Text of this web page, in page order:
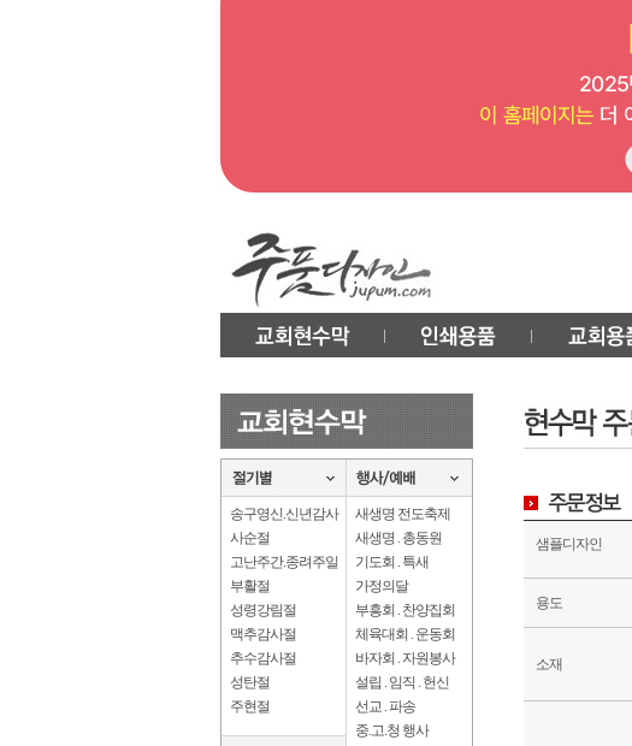
송구영신.신년감사
사순절
고난주간.종려주일
부활절
성령강림절
맥추감사절
추수감사절
성탄절
주현절
새생명 전도축제
새생명 . 총동원
기도회 . 특새
가정의달
부흥회 . 찬양집회
체육대회 . 운동회
바자회 . 자원봉사
설립 . 임직 . 헌신
선교 . 파송
중.고.청 행사
샘플디자인
용도
소재